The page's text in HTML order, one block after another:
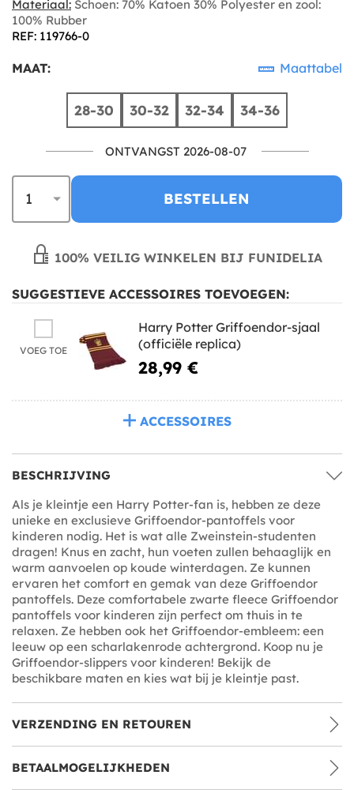
Materiaal: Schoen: 70% Katoen 30% Polyester en zool:
100% Rubber
REF: 119766-0
MAAT: Maattabel
28-30 30-32 32-34 34-36
ONTVANGST 2026-08-07
BESTELLEN
100% VEILIG WINKELEN BIJ FUNIDELIA
SUGGESTIEVE ACCESSOIRES TOEVOEGEN:
VOEG TOE
Harry Potter Griffoendor-sjaal
(officiële replica)
28,99 €
ACCESSOIRES
BESCHRIJVING
Als je kleintje een Harry Potter-fan is, hebben ze deze
unieke en exclusieve Griffoendor-pantoffels voor
kinderen nodig. Het is wat alle Zweinstein-studenten
dragen! Knus en zacht, hun voeten zullen behaaglijk en
warm aanvoelen op koude winterdagen. Ze kunnen
ervaren het comfort en gemak van deze Griffoendor
pantoffels. Deze comfortabele zwarte fleece Griffoendor
pantoffels voor kinderen zijn perfect om thuis in te
relaxen. Ze hebben ook het Griffoendor-embleem: een
leeuw op een scharlakenrode achtergrond. Koop nu je
Griffoendor-slippers voor kinderen! Bekijk de
beschikbare maten en kies wat bij je kleintje past.
VERZENDING EN RETOUREN
BETAALMOGELIJKHEDEN